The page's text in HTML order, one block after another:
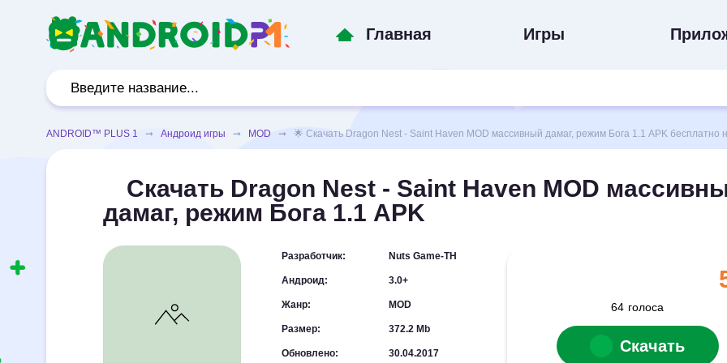
Главная Игры
ANDROID™ PLUS 1 ➞ Андроид игры ➞ MOD ➞ 🌟 Скачать Dragon Nest - Saint Haven MOD массивный дамаг, режим Бога 1.1 APK бесплатно
Скачать Dragon Nest - Saint Haven MOD
дамаг, режим Бога 1.1 APK
Разработчик: Nuts Game-TH
Андроид: 3.0+
Жанр: MOD
Размер: 372.2 Mb
Обновлено: 30.04.2017
64 голоса
Скачать